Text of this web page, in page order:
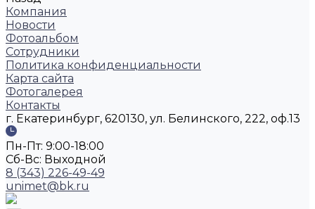
Компания
Новости
Фотоальбом
Сотрудники
Политика конфиденциальности
Карта сайта
Фотогалерея
Контакты
г. Екатеринбург, 620130, ул. Белинского, 222, оф.13
Пн-Пт: 9:00-18:00
Cб-Вс: Выходной
8 (343) 226-49-49
unimet@bk.ru